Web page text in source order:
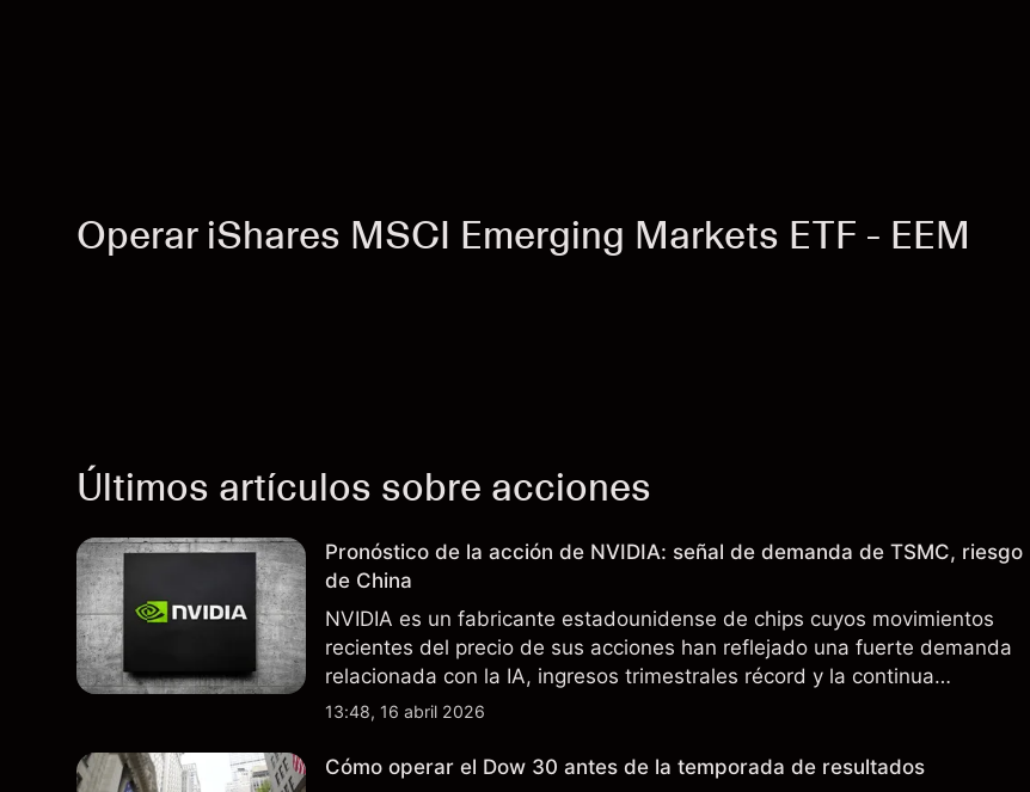
Operar iShares MSCI Emerging Markets ETF - EEM
Últimos artículos sobre acciones
Pronóstico de la acción de NVIDIA: señal de demanda de TSMC, riesgo
de China
NVIDIA es un fabricante estadounidense de chips cuyos movimientos
recientes del precio de sus acciones han reflejado una fuerte demanda
relacionada con la IA, ingresos trimestrales récord y la continua
incertidumbre en torno a los controles de exportación de EE.UU. que
13:48, 16 abril 2026
Cómo operar el Dow 30 antes de la temporada de resultados